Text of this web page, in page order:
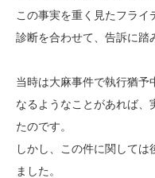
この事実を重く見たフライ
診断を合わせて、告訴に踏
当時は大麻事件で執行猶予
なるようなことがあれば、
たのです。
しかし、この件に関しては
ました。